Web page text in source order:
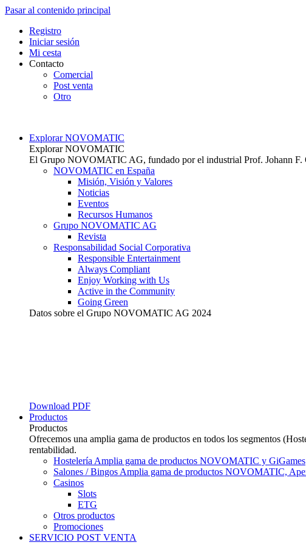
Pasar al contenido principal
Top
Registro
Iniciar sesión
Mi cesta
Contacto
Comercial
Post venta
Otro
Main navigation
Explorar NOVOMATIC
Explorar NOVOMATIC
El Grupo NOVOMATIC AG, fundado por el industrial Prof. Johann F.
NOVOMATIC en España
Misión, Visión y Valores
Noticias
Eventos
Recursos Humanos
Grupo NOVOMATIC AG
Revista
Responsabilidad Social Corporativa
Responsible Entertainment
Always Compliant
Enjoy Working with Us
Active in the Community
Going Green
Datos sobre el Grupo NOVOMATIC AG 2024
Download PDF
Productos
Productos
Ofrecemos una amplia gama de productos en todos los segmentos
rentabilidad.
Hostelería Amplia gama de productos NOVOMATIC y GiGames
Salones / Bingos Amplia gama de productos NOVOMATIC,
Casinos
Slots
ETG
Otros productos
Promociones
SERVICIO POST VENTA